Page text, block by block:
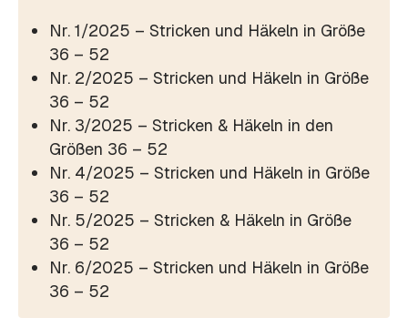
Nr. 1/2025 – Stricken und Häkeln in Größe
36 – 52
Nr. 2/2025 – Stricken und Häkeln in Größe
36 – 52
Nr. 3/2025 – Stricken & Häkeln in den
Größen 36 – 52
Nr. 4/2025 – Stricken und Häkeln in Größe
36 – 52
Nr. 5/2025 – Stricken & Häkeln in Größe
36 – 52
Nr. 6/2025 – Stricken und Häkeln in Größe
36 – 52